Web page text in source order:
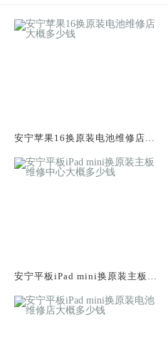
安宁苹果16换原装电池维修店大
安宁平板iPad mini换原装主板维